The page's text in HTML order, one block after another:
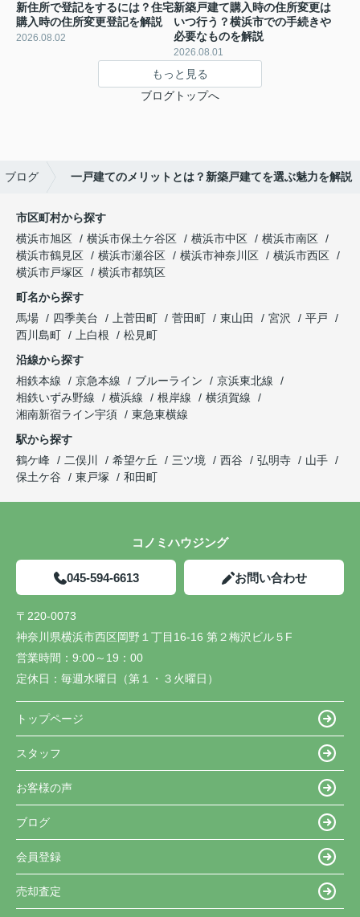
新住所で登記をするには？住宅
購入時の住所変更登記を解説
2026.08.02
新築戸建て購入時の住所変更は
いつ行う？横浜市での手続きや
必要なものを解説
2026.08.01
もっと見る
ブログトップへ
ブログ 一戸建てのメリットとは？新築戸建てを選ぶ魅力を解説
市区町村から探す
横浜市旭区
横浜市保土ケ谷区 横浜市中区
横浜市南区
横浜市鶴見区
横浜市瀬谷区 横浜市神奈川区
横浜市西区
横浜市戸塚区
横浜市都筑区
町名から探す
馬場
四季美台 上菅田町 菅田町 東山田 宮沢
平戸
西川島町
上白根
松見町
沿線から探す
相鉄本線
京急本線 ブルーライン
京浜東北線
相鉄いずみ野線
横浜線 根岸線
横須賀線
湘南新宿ライン宇須
東急東横線
駅から探す
鶴ケ峰
二俣川 希望ケ丘 三ツ境 西谷 弘明寺
山手
保土ケ谷
東戸塚 和田町
コノミハウジング
045-594-6613 お問い合わせ
〒220-0073
神奈川県横浜市西区岡野１丁目16-16 第２梅沢ビル５F
営業時間： 9:00～19：00
定休日： 毎週水曜日（第１・３火曜日）
トップページ
スタッフ
お客様の声
ブログ
会員登録
売却査定